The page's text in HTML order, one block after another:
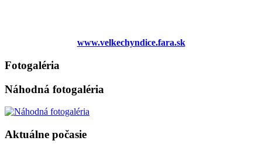
www.velkechyndice.fara.sk
Fotogaléria
Náhodná fotogaléria
Aktuálne počasie